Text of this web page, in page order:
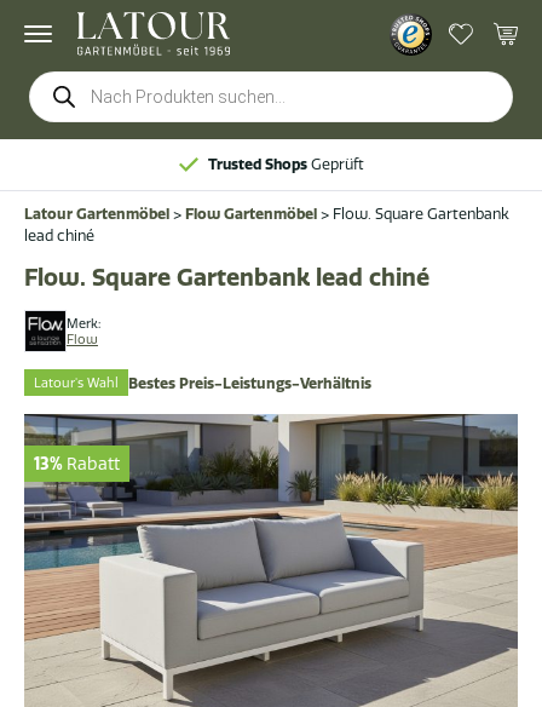
Products
search
Trusted ShopsGeprüft
Latour Gartenmöbel > Flow Gartenmöbel > Flow. Square Gartenbank
lead chiné
Merk:
Flow
Flow. Square Gartenbank lead chiné
Latour's Wahl Bestes Preis-Leistungs-Verhältnis
13% Rabatt